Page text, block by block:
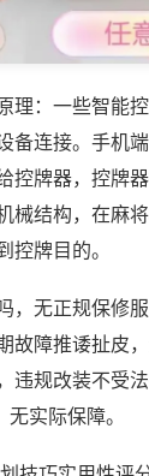
理：一些智能
备连接。手机
控牌器，控牌
械结构，在麻
控牌目的。
，无正规保修
故障推诿扯皮，
违规改装不受
实际保障。